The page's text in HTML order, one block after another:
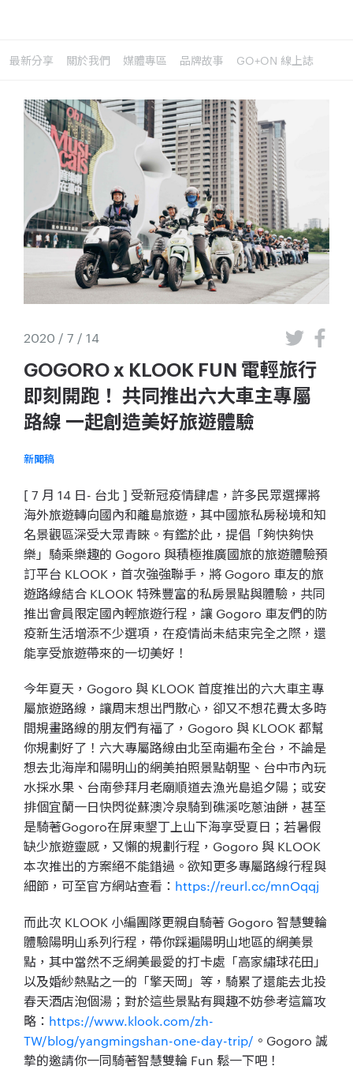
最新分享 關於我們 媒體專區 品牌故事 GO+ON 線上誌
2020 / 7 / 14
GOGORO x KLOOK FUN 電輕旅行
即刻開跑！ 共同推出六大車主專屬
路線 一起創造美好旅遊體驗
新聞稿
[ 7 月 14 日- 台北 ] 受新冠疫情肆虐，許多民眾選擇將
海外旅遊轉向國內和離島旅遊，其中國旅私房秘境和知
名景觀區深受大眾青睞。有鑑於此，提倡「夠快夠快
樂」騎乘樂趣的 Gogoro 與積極推廣國旅的旅遊體驗預
訂平台 KLOOK，首次強強聯手，將 Gogoro 車友的旅
遊路線結合 KLOOK 特殊豐富的私房景點與體驗，共同
推出會員限定國內輕旅遊行程，讓 Gogoro 車友們的防
疫新生活增添不少選項，在疫情尚未結束完全之際，還
能享受旅遊帶來的一切美好！
今年夏天，Gogoro 與 KLOOK 首度推出的六大車主專
屬旅遊路線，讓周末想出門散心，卻又不想花費太多時
間規畫路線的朋友們有福了，Gogoro 與 KLOOK 都幫
你規劃好了！六大專屬路線由北至南遍布全台，不論是
想去北海岸和陽明山的網美拍照景點朝聖、台中市內玩
水採水果、台南參拜月老廟順道去漁光島追夕陽；或安
排個宜蘭一日快閃從蘇澳冷泉騎到礁溪吃蔥油餅，甚至
是騎著Gogoro在屏東墾丁上山下海享受夏日；若暑假
缺少旅遊靈感，又懶的規劃行程，Gogoro 與 KLOOK
本次推出的方案絕不能錯過。欲知更多專屬路線行程與
細節，可至官方網站查看： https://reurl.cc/mnOqqj
而此次 KLOOK 小編團隊更親自騎著 Gogoro 智慧雙輪
體驗陽明山系列行程，帶你踩遍陽明山地區的網美景
點，其中當然不乏網美最愛的打卡處「高家繡球花田」
以及婚紗熱點之一的「擎天岡」等，騎累了還能去北投
春天酒店泡個湯；對於這些景點有興趣不妨參考這篇攻
略： https://www.klook.com/zh-
TW/blog/yangmingshan-one-day-trip/ 。Gogoro 誠
摯的邀請你一同騎著智慧雙輪 Fun 鬆一下吧！